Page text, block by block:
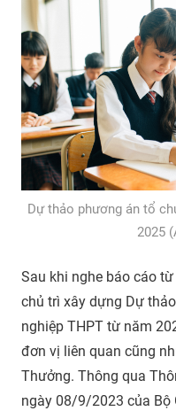
Dự thảo phương án tổ
2025
Sau khi nghe báo cáo
chủ trì xây dựng Dự
nghiệp THPT từ năm
đơn vị liên quan cũng
Thưởng. Thông qua
ngày 08/9/2023 của Bộ